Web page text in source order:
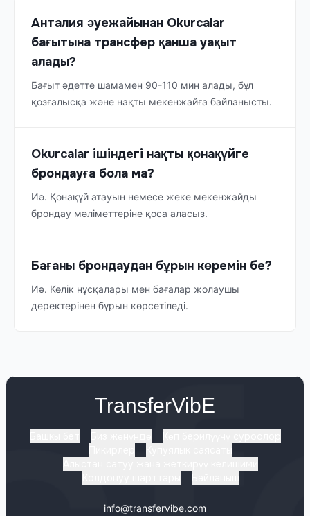
Анталия әуежайынан Okurcalar
бағытына трансфер қанша уақыт
алады?
Бағыт әдетте шамамен 90-110 мин алады, бұл
қозғалысқа және нақты мекенжайға байланысты.
Okurcalar ішіндегі нақты қонақүйге
брондауға бола ма?
Иә. Қонақүй атауын немесе жеке мекенжайды
брондау мәліметтеріне қоса аласыз.
Бағаны брондаудан бұрын көремін бе?
Иә. Көлік нұсқалары мен бағалар жолаушы
деректерінен бұрын көрсетіледі.
TransferVibE
info@transfervibe.com